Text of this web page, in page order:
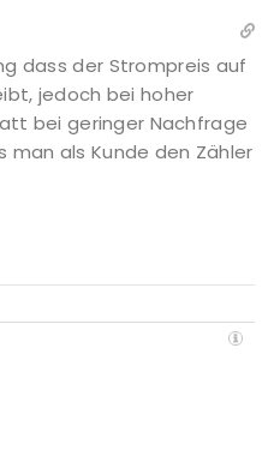
dass der Strompreis auf
jedoch bei hoher
bei geringer Nachfrage
man als Kunde den Zähler